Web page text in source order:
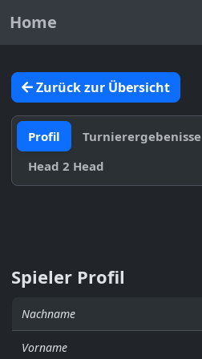
Home
Zurück zur Übersicht
Profil Turnierergebenisse
Head 2 Head
Spieler Profil
Nachname
Vorname